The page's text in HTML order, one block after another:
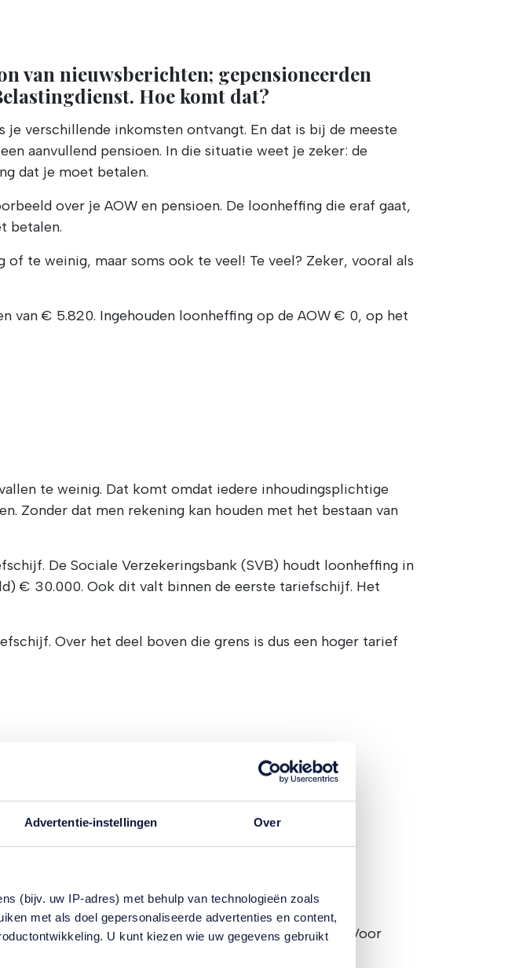
Advertentie-instellingen Over
(bijv. uw IP-adres) met behulp van technologieën zoals
met als doel gepersonaliseerde advertenties en content,
U kunt kiezen wie uw gegevens gebruikt
van nieuwsberichten; gepensioneerden
Hoe komt dat?
verschillende inkomsten ontvangt. En dat is bij de meeste
aanvullend pensioen. In die situatie weet je zeker: de
dat je moet betalen.
over je AOW en pensioen. De loonheffing die eraf gaat,
betalen.
te weinig, maar soms ook te veel! Te veel? Zeker, vooral als
van € 5.820. Ingehouden loonheffing op de AOW € 0, op het
te weinig. Dat komt omdat iedere inhoudingsplichtige
Zonder dat men rekening kan houden met het bestaan van
De Sociale Verzekeringsbank (SVB) houdt loonheffing in
€ 30.000. Ook dit valt binnen de eerste tariefschijf. Het
Over het deel boven die grens is dus een hoger tarief
verschillende tarieven, verdeeld over drie schijven. Voor